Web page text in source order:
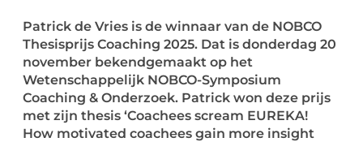
Patrick de Vries is de winnaar van de NOBCO
Thesisprijs Coaching 2025. Dat is donderdag 20
november bekendgemaakt op het
Wetenschappelijk NOBCO-Symposium
Coaching & Onderzoek. Patrick won deze prijs
met zijn thesis ‘Coachees scream EUREKA!
How motivated coachees gain more insight